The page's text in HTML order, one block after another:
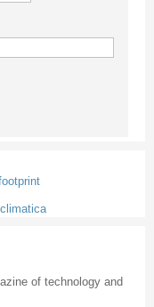
of technology and